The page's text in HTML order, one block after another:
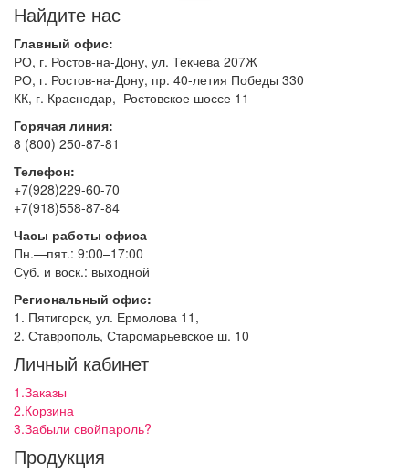
Найдите нас
Главный офис:
РО, г. Ростов-на-Дону, ул. Текчева 207Ж
РО, г. Ростов-на-Дону, пр. 40-летия Победы 330
КК, г. Краснодар, Ростовское шоссе 11
Горячая линия:
8 (800) 250-87-81
Телефон:
+7(928)229-60-70
+7(918)558-87-84
Часы работы офиса
Пн.—пят.: 9:00–17:00
Суб. и воск.: выходной
Региональный офис:
1. Пятигорск, ул. Ермолова 11,
2. Ставрополь, Старомарьевское ш. 10
Личный кабинет
1.Заказы
2.Корзина
3.Забыли свойпароль?
Продукция